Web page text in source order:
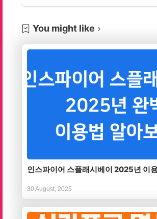
You might like
인스파이어 스플래시베이 2025년 이
30 August, 2025